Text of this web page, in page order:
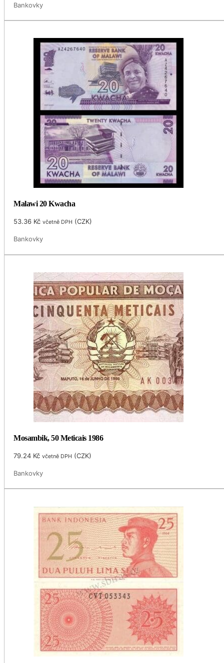
Bankovky
Malawi 20 Kwacha
53.36 Kč včetně DPH (CZK)
Bankovky
Mosambik, 50 Meticais 1986
79.24 Kč včetně DPH (CZK)
Bankovky